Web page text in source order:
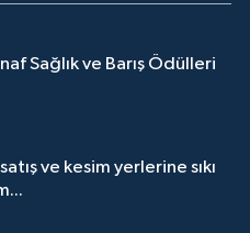
Sağlık ve Barış Ödülleri
ve kesim yerlerine sıkı